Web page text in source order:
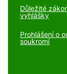
Důležité
vyhlášky
Prohlášení o
soukromí